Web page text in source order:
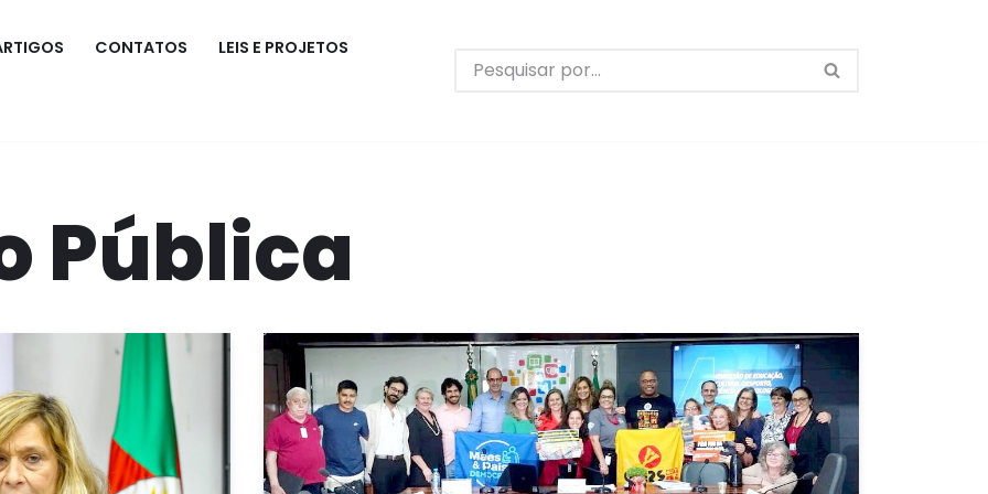
CONTATOS LEIS E PROJETOS
Pública